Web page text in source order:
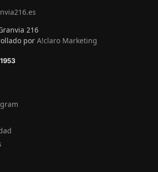
216
por A!claro Marketing